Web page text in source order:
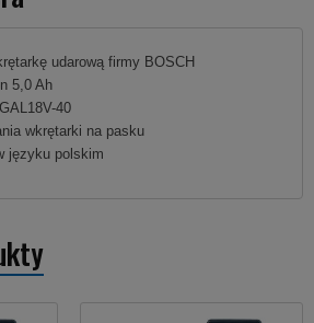
udarową firmy BOSCH
5,0 Ah
40
wkrętarki na pasku
języku polskim